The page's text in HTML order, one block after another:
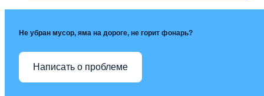
Не убран мусор, яма на дороге, не горит фонарь?
Написать о проблеме